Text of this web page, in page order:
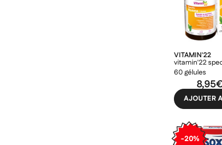
VITAMIN'22
vitamin'22
60 gélules
AJOUTER
-20%
add_circle_outline